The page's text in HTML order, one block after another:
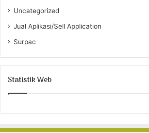
Uncategorized
Jual Aplikasi/Sell Application
Surpac
Statistik Web